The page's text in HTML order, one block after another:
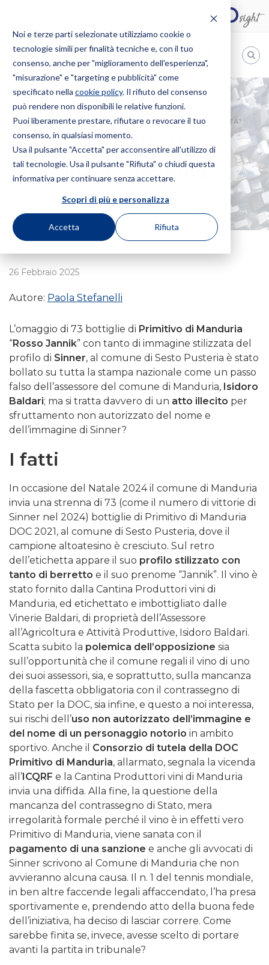
Noi e terze parti selezionate utilizziamo cookie o
tecnologie simili per finalità tecniche e, con il tuo
consenso, anche per "miglioramento dell'esperienza",
"misurazione" e "targeting e pubblicità" come
specificato nella cookie policy. Il rifiuto del consenso
può rendere non disponibili le relative funzioni.
Puoi liberamente prestare, rifiutare o revocare il tuo
consenso, in qualsiasi momento.
Usa il pulsante "Accetta" per acconsentire all'utilizzo di
tali tecnologie. Usa il pulsante "Rifiuta" o chiudi questa
informativa per continuare senza accettare.
Scopri di più e personalizza
Accetta Rifiuta
Bugnion
The
way
HOME NEWS ROSSO JANNIK: UNA BOTTIGLIA DI ILLEGALITÀ?
ROSSO JANNIK: una
bottiglia di illegalità?
26 Febbraio 2025
Autore: Paola Stefanelli
L’omaggio di 73 bottiglie di Primitivo di Manduria
“Rosso Jannik” con tanto di immagine stilizzata del
profilo di Sinner, al comune di Sesto Pusteria è stato
bollato su tutta la stampa nazionale come un passo
falso dell’assessore del comune di Manduria, Isidoro
Baldari; ma si tratta davvero di un atto illecito per
sfruttamento non autorizzato del nome e
dell’immagine di Sinner?
I fatti
In occasione del Natale 2024 il comune di Manduria
invia una strenna di 73 (come il numero di vittorie di
Sinner nel 2024) bottiglie di Primitivo di Manduria
DOC 2021, al comune di Sesto Pusteria, dove il
campione altoatesino è cresciuto. Sul retro
dell’etichetta appare il suo profilo stilizzato con
tanto di berretto e il suo prenome “Jannik”. Il vino è
stato fornito dalla Cantina Produttori vini di
Manduria, ed etichettato e imbottigliato dalle
Vinerie Baldari, di proprietà dell’Assessore
all’Agricoltura e Attività Produttive, Isidoro Baldari.
Scatta subito la polemica dell’opposizione sia
sull’opportunità che il comune regali il vino di uno
dei suoi assessori, sia, e soprattutto, sulla mancanza
della fascetta obbligatoria con il contrassegno di
Stato per la DOC, sia infine, e questo a noi interessa,
sui rischi dell’uso non autorizzato dell’immagine e
del nome di un personaggio notorio in ambito
sportivo. Anche il Consorzio di tutela della DOC
Primitivo di Manduria, allarmato, segnala la vicenda
all’ ICQRF e la Cantina Produttori vini di Manduria
invia una diffida. Alla fine, la questione della
mancanza del contrassegno di Stato, mera
irregolarità formale perché il vino è in effetti vero
Primitivo di Manduria, viene sanata con il
pagamento di una sanzione e anche gli avvocati di
Sinner scrivono al Comune di Manduria che non
avvieranno alcuna causa. Il n. 1 del tennis mondiale,
in ben altre faccende legali affaccendato, l’ha presa
sportivamente e, prendendo atto della buona fede
dell’iniziativa, ha deciso di lasciar correre. Come
sarebbe finita se, invece, avesse scelto di portare
avanti la partita in tribunale?